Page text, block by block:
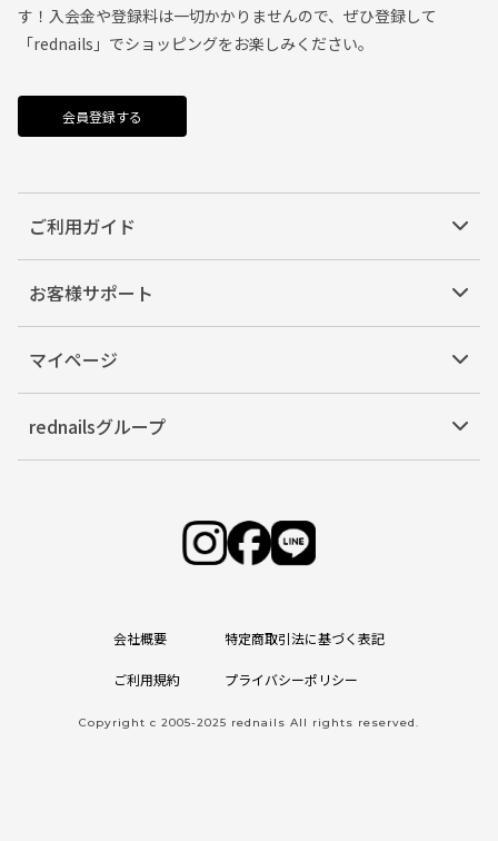
す！入会金や登録料は一切かかりませんので、ぜひ登録して
「rednails」でショッピングをお楽しみください。
会員登録する
ご利用ガイド
お客様サポート
マイページ
rednailsグループ
会社概要 特定商取引法に基づく表記
ご利用規約 プライバシーポリシー
Copyright c 2005-2025 rednails All rights reserved.